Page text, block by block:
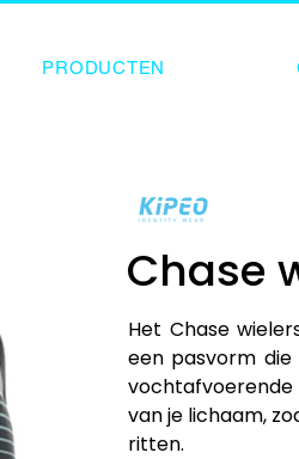
PRODUCTEN
Chase
Het Chase
een pasvorm
van je lichaam,
ritten.